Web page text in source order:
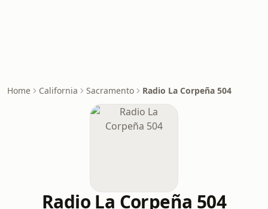
Home California Sacramento Radio La Corpeña 504
Radio La Corpeña 504